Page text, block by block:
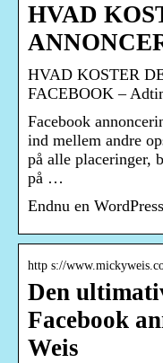
HVAD
HVAD KOSTER
FACEBOOK –
Facebook
ind mellem andre
på alle placeringer,
på …
Endnu en
http s://
Den
Facebook
Weis